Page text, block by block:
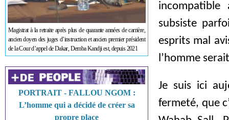
Magistrat à la retraite après plus de quarante années de carrière,
ancien doyen des juges d’instruction et ancien premier président
de la Cour d’appel de Dakar, Demba Kandji est, depuis 2021
PORTRAIT - FALLOU NGOM :
L’homme qui a décidé de créer sa
propre place
subsiste
esprits mal
l’homme
Je suis ici
fermeté, que